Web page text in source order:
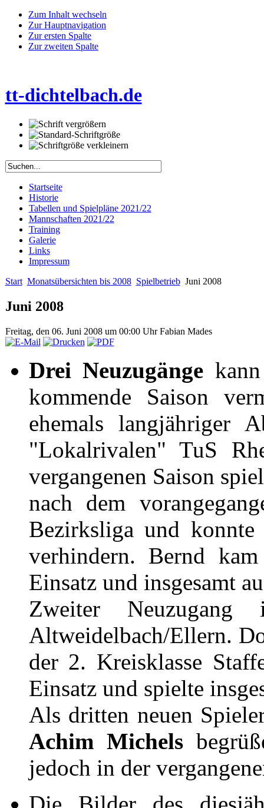
Zum Inhalt wechseln
Zur Hauptnavigation
Zur ersten Spalte
Zur zweiten Spalte
tt-dichtelbach.de
Startseite
Historie
Tabellen und Spielpläne 2021/22
Mannschaften 2021/22
Training
Galerie
Links
Impressum
Start Monatsübersichten bis 2008 Spielbetrieb Juni 2008
Juni 2008
Freitag, den 06. Juni 2008 um 00:00 UhrFabian Mades
Drei Neuzugänge
kommende Saison
ehemals langjähriger
"Lokalrivalen" TuS
vergangenen Saison
nach dem
Bezirksliga und konnte
verhindern. Bernd
Einsatz und insgesamt
Zweiter
Altweidelbach/Ellern.
der 2. Kreisklasse
Einsatz und spielte
Als dritten neuen
Achim Michels
jedoch in der